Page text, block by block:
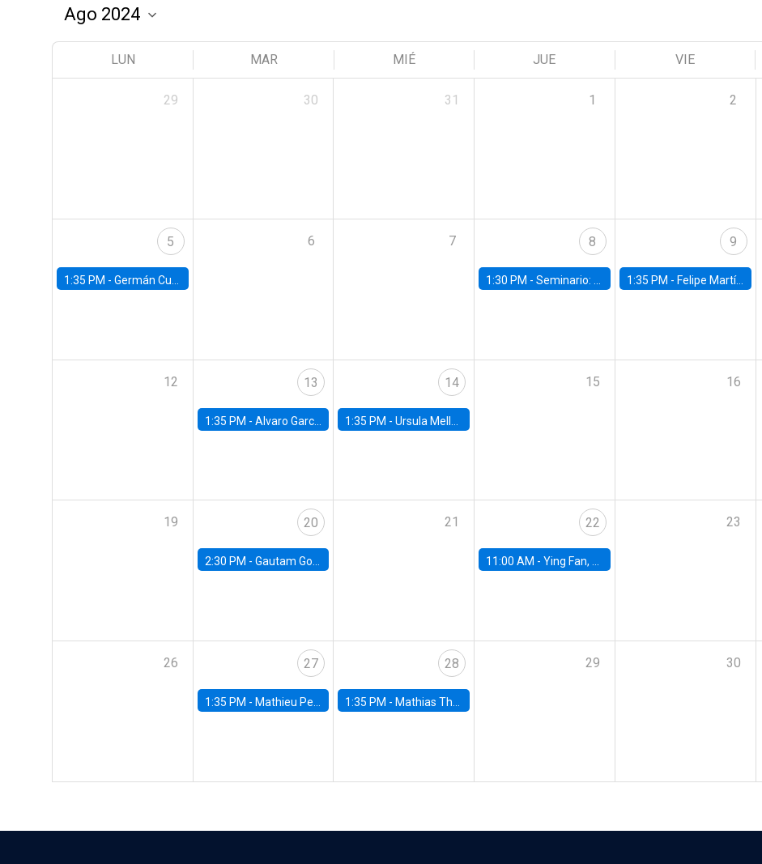
LUN MAR MIÉ JUE VIE
29 30 31 1 2
5
1:35 PM - Germán Cubas, University of Houston
6 7 8
1:30 PM -Seminario: “Recuperando la humanidad para progresar en la era de la IA»
9
1:35 PM - Felipe Martínez, alumno Doctorado en Economía UC
12 13
1:35 PM - Alvaro Garcia-Marin, Universidad de Los Andes
14
1:35 PM -Ursula Mello, Insper - Institute of Education and Research
15 16
19 20
2:30 PM - Gautam Gowrisankaran, Columbia University
21 22
11:00 AM -Ying Fan, University of Michigan
23
26 27
1:35 PM - Mathieu Pedemonte, IDB
28
1:35 PM - Mathias Thoenig, University of Lausanne
29 30